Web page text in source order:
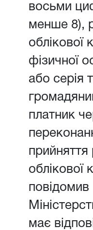
восьми
менше 8),
облікової
фізичної
або серія
платник
прийняття
облікової
повідомив
має